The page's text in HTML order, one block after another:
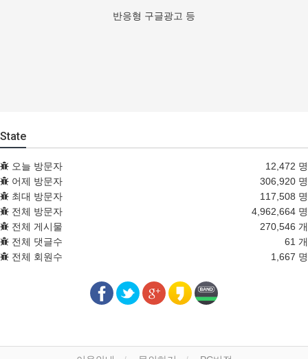
반응형 구글광고 등
State
오늘 방문자
12,472 명
어제 방문자
306,920 명
최대 방문자
117,508 명
전체 방문자
4,962,664 명
전체 게시물
270,546 개
전체 댓글수
61 개
전체 회원수
1,667 명